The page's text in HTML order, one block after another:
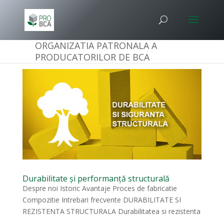
ORGANIZATIA PATRONALA A
PRODUCATORILOR DE BCA
Durabilitate și performanță structurală
Despre noi Istoric Avantaje Proces de fabricatie
Compozitie Intrebari frecvente DURABILITATE SI
REZISTENTA STRUCTURALA Durabilitatea si rezistenta